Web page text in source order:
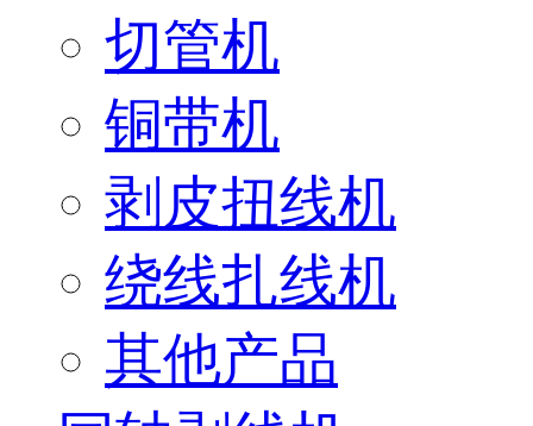
切管机
铜带机
剥皮扭线机
绕线扎线机
其他产品